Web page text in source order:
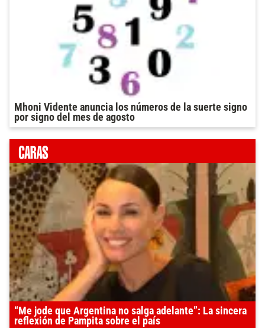
Mhoni Vidente anuncia los números de la suerte signo
por signo del mes de agosto
“Me jode que Argentina no salga adelante”: La sincera
reflexión de Pampita sobre el país